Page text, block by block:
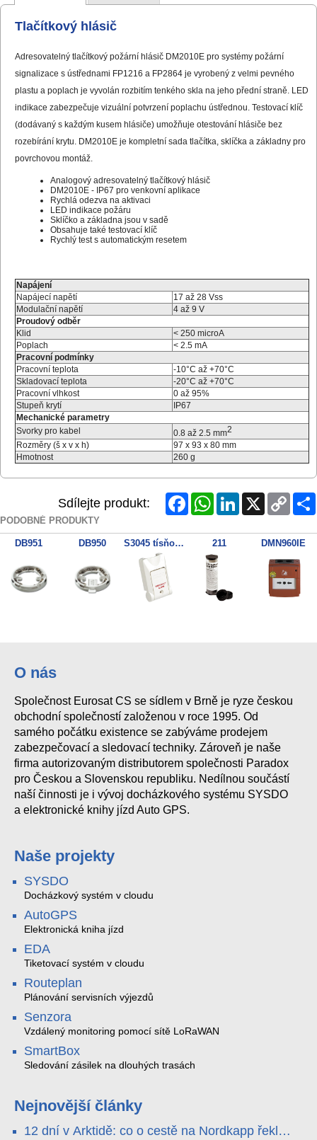
Tlačítkový hlásič
Adresovatelný tlačítkový požární hlásič DM2010E pro systémy požární
signalizace s ústřednami FP1216 a FP2864 je vyrobený z velmi pevného
plastu a poplach je vyvolán rozbitím tenkého skla na jeho přední straně. LED
indikace zabezpečuje vizuální potvrzení poplachu ústřednou. Testovací klíč
(dodávaný s každým kusem hlásiče) umožňuje otestování hlásiče bez
rozebírání krytu. DM2010E je kompletní sada tlačítka, sklíčka a základny pro
povrchovou montáž.
Analogový adresovatelný tlačítkový hlásič
DM2010E - IP67 pro venkovní aplikace
Rychlá odezva na aktivaci
LED indikace požáru
Sklíčko a základna jsou v sadě
Obsahuje také testovací klíč
Rychlý test s automatickým resetem
Napájení
Napájecí napětí
17 až 28 Vss
Modulační napětí
4 až 9 V
Proudový odběr
Klid
< 250 microA
Poplach
< 2.5 mA
Pracovní podmínky
Pracovní teplota
-10°C až +70°C
Skladovací teplota
-20°C až +70°C
Pracovní vlhkost
0 až 95%
Stupeň krytí
IP67
Mechanické parametry
Svorky pro kabel
0.8 až 2.5 mm2
Rozměry (š x v x h)
97 x 93 x 80 mm
Hmotnost
260 g
Sdílejte produkt: FacebookWhatsAppLinkedInX
Copy
Link
PODOBNÉ PRODUKTY
DB951 DB950 S3045 tísňové tlačítko 211 DMN960IE
O nás
Společnost Eurosat CS se sídlem v Brně je ryze českou
obchodní společností založenou v roce 1995. Od
samého počátku existence se zabýváme prodejem
zabezpečovací a sledovací techniky. Zároveň je naše
firma autorizovaným distributorem společnosti Paradox
pro Českou a Slovenskou republiku. Nedílnou součástí
naší činnosti je i vývoj docházkového systému SYSDO
a elektronické knihy jízd Auto GPS.
Naše projekty
SYSDO
Docházkový systém v cloudu
AutoGPS
Elektronická kniha jízd
EDA
Tiketovací systém v cloudu
Routeplan
Plánování servisních výjezdů
Senzora
Vzdálený monitoring pomocí sítě LoRaWAN
SmartBox
Sledování zásilek na dlouhých trasách
Nejnovější články
12 dní v Arktidě: co o cestě na Nordkapp řekla